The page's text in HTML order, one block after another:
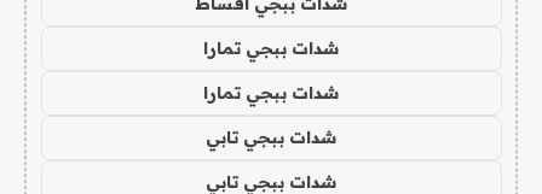
شدات ببجي تمارا
شدات ببجي تمارا
شدات ببجي تابي
شدات ببجي تابي